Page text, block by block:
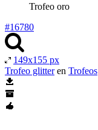
Trofeo oro
#16780
149x155 px
Trofeo glitteren Trofeos